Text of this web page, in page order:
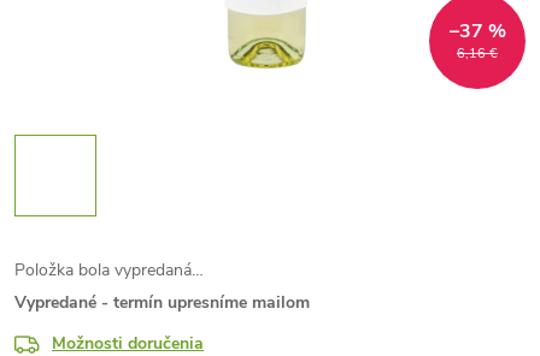
6,16 €
–37 %
Položka bola vypredaná…
Vypredané - termín upresníme mailom
Možnosti doručenia